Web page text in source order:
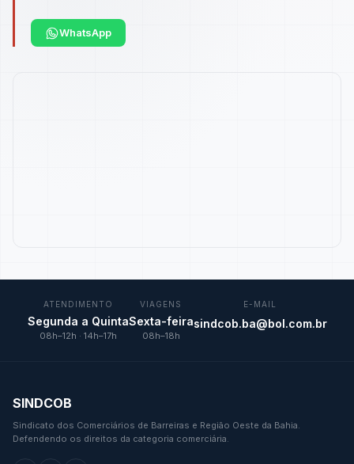
WhatsApp
ATENDIMENTO
Segunda a Quinta
08h–12h · 14h–17h
VIAGENS
Sexta-feira
08h–18h
E-MAIL
sindcob.ba@bol.com.br
SINDCOB
Sindicato dos Comerciários de Barreiras e Região Oeste da Bahia.
Defendendo os direitos da categoria comerciária.